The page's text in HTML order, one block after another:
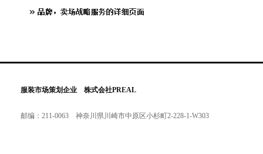
服装市场策划企业 株式会社PREAL
邮编：211-0063 神奈川県川崎市中原区小杉町2-228-1-W303